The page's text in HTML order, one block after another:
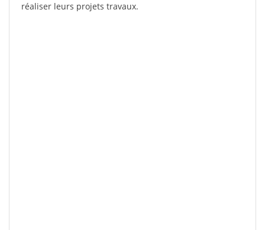
réaliser leurs projets travaux.